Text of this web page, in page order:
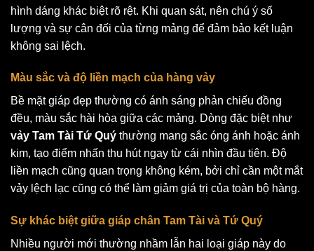
hình dáng khác biệt rõ rệt. Khi quan sát, nên chú ý số
lượng và sự cân đối của từng mảng để đảm bảo kết luận
không sai lệch.
Màu sắc và độ liền mạch của hàng vảy
Bề mặt giáp đẹp thường có ánh sáng phản chiếu đồng
đều, màu sắc hài hòa giữa các mảng. Dòng đặc biệt như
vảy Tam Tài Tứ Quý thường mang sắc óng ánh hoặc ánh
kim, tạo điểm nhấn thu hút ngay từ cái nhìn đầu tiên. Độ
liền mạch cũng quan trọng không kém, bởi chỉ cần một mắt
vảy lệch lạc cũng có thể làm giảm giá trị của toàn bộ hàng.
Sự khác biệt giữa giáp chân Tam Tài và Tứ Quý
Nhiều người mới thường nhầm lẫn hai loại giáp này do